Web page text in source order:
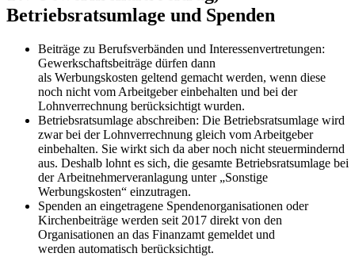
Betriebsratsumlage und Spenden
Beiträge zu Berufsverbänden und Interessenvertretungen:
Gewerkschaftsbeiträge dürfen dann
als Werbungskosten geltend gemacht werden, wenn diese
noch nicht vom Arbeitgeber einbehalten und bei der
Lohnverrechnung berücksichtigt wurden.
Betriebsratsumlage abschreiben: Die Betriebsratsumlage wird
zwar bei der Lohnverrechnung gleich vom Arbeitgeber
einbehalten. Sie wirkt sich da aber noch nicht steuermindernd
aus. Deshalb lohnt es sich, die gesamte Betriebsratsumlage bei
der Arbeitnehmerveranlagung unter „Sonstige
Werbungskosten“ einzutragen.
Spenden an eingetragene Spendenorganisationen oder
Kirchenbeiträge werden seit 2017 direkt von den
Organisationen an das Finanzamt gemeldet und
werden automatisch berücksichtigt.